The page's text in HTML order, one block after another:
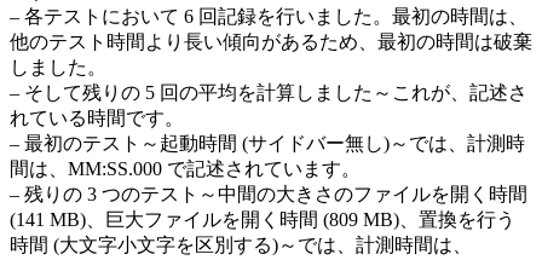
– 各テストにおいて 6 回記録を行いました。最初の時間は、
他のテスト時間より長い傾向があるため、最初の時間は破棄
しました。
– そして残りの 5 回の平均を計算しました～これが、記述さ
れている時間です。
– 最初のテスト～起動時間 (サイドバー無し)～では、計測時
間は、MM:SS.000 で記述されています。
– 残りの 3 つのテスト～中間の大きさのファイルを開く時間
(141 MB)、巨大ファイルを開く時間 (809 MB)、置換を行う
時間 (大文字小文字を区別する)～では、計測時間は、